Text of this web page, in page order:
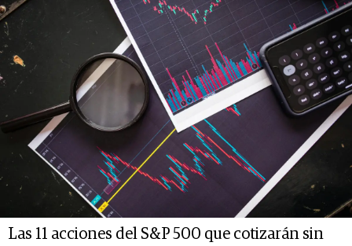
Las 11 acciones del S&P 500 que cotizarán sin